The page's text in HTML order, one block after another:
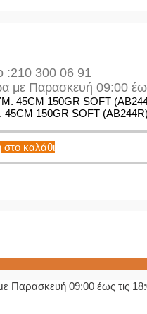
:210 300 06 91
με Παρασκευή 09:00
150GR SOFT (ΑΒ244R)
καλάθι
Παρασκευή 09:00 έως τις